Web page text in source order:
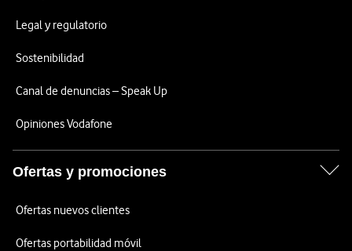
Legal y regulatorio
Sostenibilidad
Canal de denuncias – Speak Up
Opiniones Vodafone
Ofertas y promociones
Ofertas nuevos clientes
Ofertas portabilidad móvil